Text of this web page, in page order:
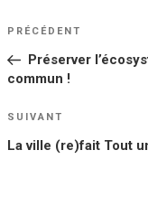
NAVIGATION
DE
L’ARTICLE
Article
PRÉCÉDENT
Préserver
commun !
Article
SUIVANT
La ville (re)fait Tout